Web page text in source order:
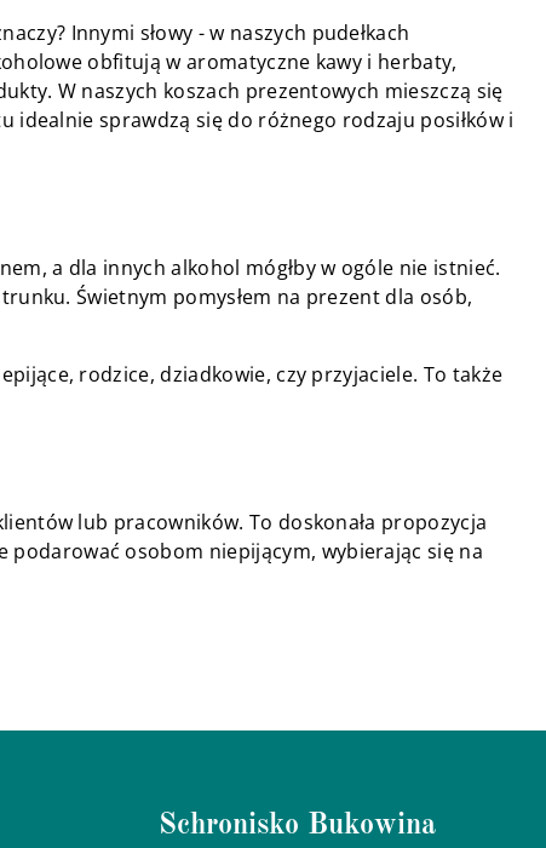
Innymi słowy - w naszych pudełkach
obfitują w aromatyczne kawy i herbaty,
W naszych koszach prezentowych mieszczą się
idealnie sprawdzą się do różnego rodzaju posiłków i
a dla innych alkohol mógłby w ogóle nie istnieć.
Świetnym pomysłem na prezent dla osób,
rodzice, dziadkowie, czy przyjaciele. To także
lub pracowników. To doskonała propozycja
podarować osobom niepijącym, wybierając się na
Schronisko Bukowina